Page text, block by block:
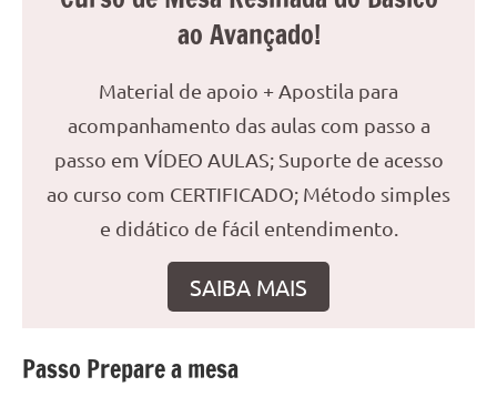
jantar
o
ao Avançado!
Material de apoio + Apostila para
acompanhamento das aulas com passo a
passo em VÍDEO AULAS; Suporte de acesso
ao curso com CERTIFICADO; Método simples
e didático de fácil entendimento.
SAIBA MAIS
Passo Prepare a mesa